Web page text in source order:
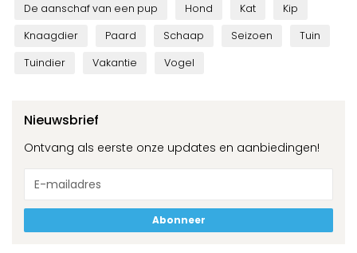
De aanschaf van een pup Hond Kat
Kip
Knaagdier
Paard Schaap Seizoen
Tuin
Tuindier
Vakantie Vogel
Nieuwsbrief
Ontvang als eerste onze updates en aanbiedingen!
Abonneer